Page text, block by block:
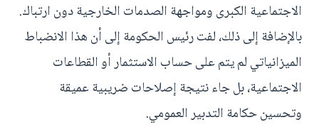
الاجتماعية الكبرى ومواجهة الصدمات الخارجية دون ارتباك.
بالإضافة إلى ذلك، لفت رئيس الحكومة إلى أن هذا الانضباط
الميزانياتي لم يتم على حساب الاستثمار أو القطاعات
الاجتماعية، بل جاء نتيجة إصلاحات ضريبية عميقة
وتحسين حكامة التدبير العمومي.